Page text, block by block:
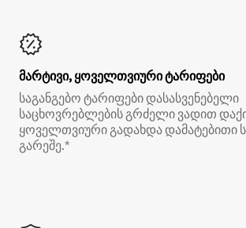
მარტივი, ყოველთვიური ტარიფები
საგანგებო ტარიფები დასასვენებელი
საცხოვრებლების გრძელი ვადით
ყოველთვიური გადახდა დამატებითი
გარეშე.*